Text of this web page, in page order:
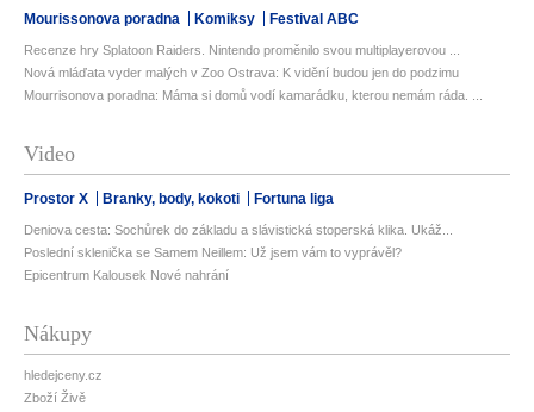
Mourissonova poradna Komiksy Festival ABC
Recenze hry Splatoon Raiders. Nintendo proměnilo svou multiplayerovou ...
Nová mláďata vyder malých v Zoo Ostrava: K vidění budou jen do podzimu
Mourrisonova poradna: Máma si domů vodí kamarádku, kterou nemám ráda. ...
Video
Prostor X Branky, body, kokoti Fortuna liga
Deniova cesta: Sochůrek do základu a slávistická stoperská klika. Ukáž...
Poslední sklenička se Samem Neillem: Už jsem vám to vyprávěl?
Epicentrum Kalousek Nové nahrání
Nákupy
hledejceny.cz
Zboží Živě